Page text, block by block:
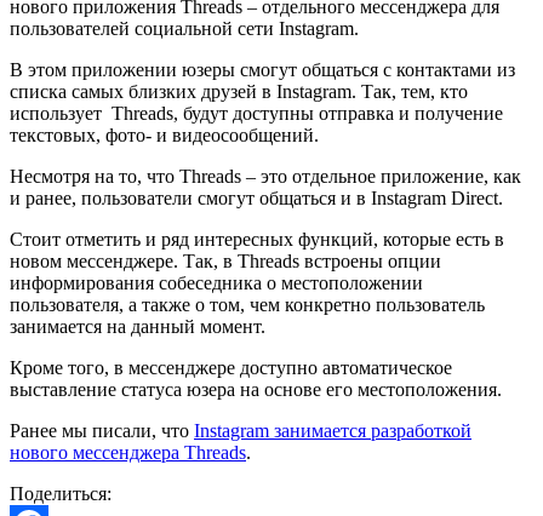
нового приложения Threads – отдельного мессенджера для
пользователей социальной сети Instagram.
В этом приложении юзеры смогут общаться с контактами из
списка самых близких друзей в Instagram. Так, тем, кто
использует Threads, будут доступны отправка и получение
текстовых, фото- и видеосообщений.
Несмотря на то, что Threads – это отдельное приложение, как
и ранее, пользователи смогут общаться и в Instagram Direct.
Стоит отметить и ряд интересных функций, которые есть в
новом мессенджере. Так, в Threads встроены опции
информирования собеседника о местоположении
пользователя, а также о том, чем конкретно пользователь
занимается на данный момент.
Кроме того, в мессенджере доступно автоматическое
выставление статуса юзера на основе его местоположения.
Ранее мы писали, что Instagram занимается разработкой
нового мессенджера Threads.
Поделиться: